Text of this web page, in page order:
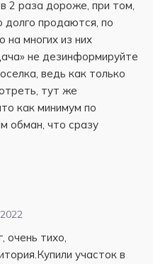
2 раза дороже, при том,
долго продаются, по
на многих из них
не дезинформируйте
ведь как только
тут же
как минимум по
обман, что сразу
очень тихо,
участок в